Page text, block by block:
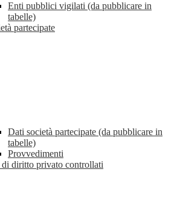
Enti pubblici vigilati (da pubblicare in
tabelle)
partecipate
Dati società partecipate (da pubblicare in
tabelle)
Provvedimenti
diritto privato controllati